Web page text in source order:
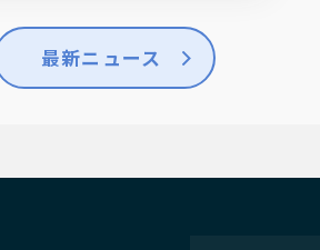
最新ニュース